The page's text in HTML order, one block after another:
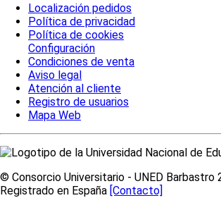
Localización pedidos
Política de privacidad
Política de cookies
Configuración
Condiciones de venta
Aviso legal
Atención al cliente
Registro de usuarios
Mapa Web
© Consorcio Universitario - UNED Barbastro
Registrado en España [Contacto]